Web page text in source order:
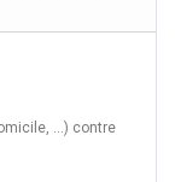
...) contre